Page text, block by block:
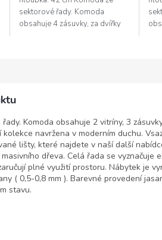
sektorové řady. Komoda
obsahuje 4 zásuvky, za dvířky
Komoda obsahuje 2 vitríny, 3
navržena v moderním duchu.
lišty, které najdete v naší další
dřeva. Celá řada se vyznačuje
plné využití prostoru. Nábytek je
( 0,5-0,8 mm ). Barevné provedení
stavu.